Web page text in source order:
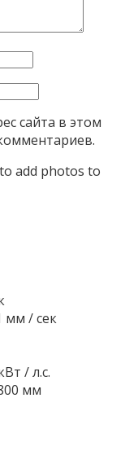
сайта в этом
add photos to
мм / сек
/ л.с.
мм